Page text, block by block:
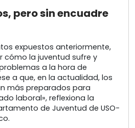
pero sin encuadre
expuestos anteriormente,
la juventud sufre y
a la hora de
a que, en la actualidad, los
más preparados para
laboral», reflexiona la
de Juventud de USO-